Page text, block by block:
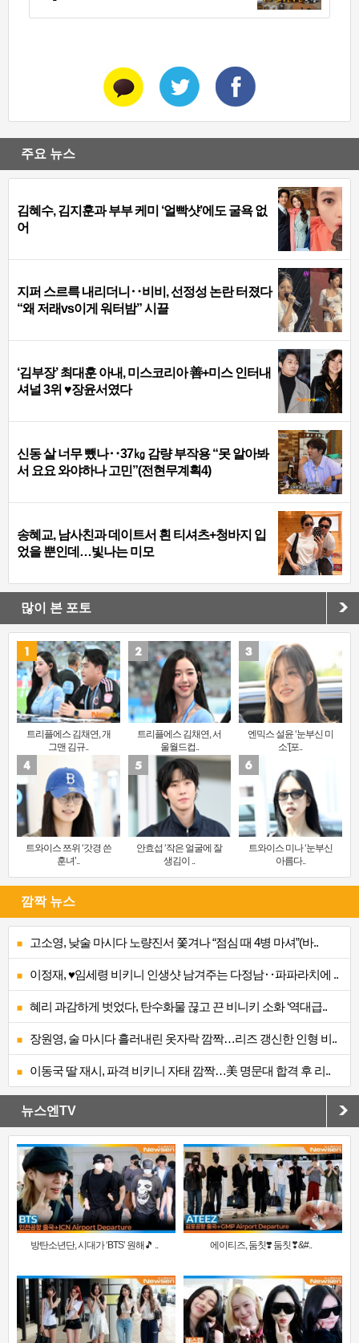
주요 뉴스
김혜수, 김지훈과 부부 케미 ‘얼빡샷’에도 굴욕 없
어
지퍼 스르륵 내리더니‥비비, 선정성 논란 터졌다
“왜 저래vs이게 워터밤” 시끌
‘김부장’ 최대훈 아내, 미스코리아 善+미스 인터내
셔널 3위 ♥장윤서였다
신동 살 너무 뺐나‥37㎏ 감량 부작용 “못 알아봐
서 요요 와야하나 고민”(전현무계획4)
송혜교, 남사친과 데이트서 흰 티셔츠+청바지 입
었을 뿐인데…빛나는 미모
많이 본 포토
트리플에스 김채연, 개
그맨 김규..
트리플에스 김채연, 서
울월드컵..
엔믹스 설윤 ‘눈부신 미
소’[포..
트와이스 쯔위 ‘갓경 쓴
훈녀’..
안효섭 ‘작은 얼굴에 잘
생김이 ..
트와이스 미나 ‘눈부신
아름다..
깜짝 뉴스
고소영, 낮술 마시다 노량진서 쫓겨나 “점심 때 4병 마셔”(바..
이정재, ♥임세령 비키니 인생샷 남겨주는 다정남‥파파라치에 ..
혜리 과감하게 벗었다, 탄수화물 끊고 끈 비니키 소화 ‘역대급..
장원영, 술 마시다 흘러내린 옷자락 깜짝…리즈 갱신한 인형 비..
이동국 딸 재시, 파격 비키니 자태 깜짝…美 명문대 합격 후 리..
뉴스엔TV
방탄소년단, 시대가 ‘BTS’ 원해🎵 .. 에이티즈, 둠칫❣️ 둠칫❣&#..